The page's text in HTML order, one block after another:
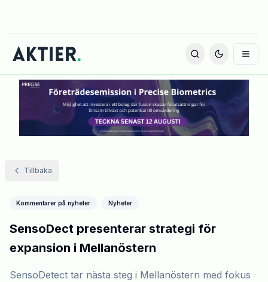
Tillbaka
Kommentarer på nyheter Nyheter
SensoDect presenterar strategi för
expansion i Mellanöstern
SensoDetect tar nästa steg i Mellanöstern med fokus